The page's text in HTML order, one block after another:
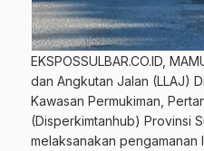
EKSPOSSULBAR.CO.ID,
dan Angkutan Jalan (LLAJ)
Kawasan Permukiman,
(Disperkimtanhub) Provinsi
melaksanakan pengamanan